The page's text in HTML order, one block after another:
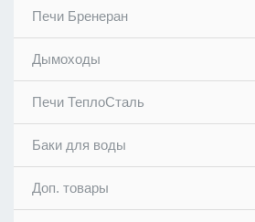
Печи Бренеран
Дымоходы
Печи ТеплоСталь
Баки для воды
Доп. товары